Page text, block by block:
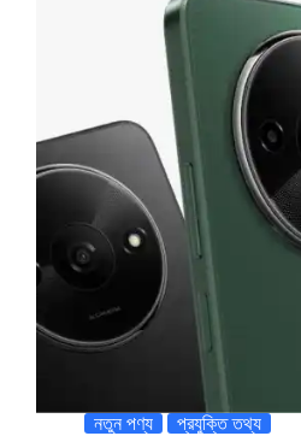
নতুন পণ্য প্রযুক্তি তথ্য